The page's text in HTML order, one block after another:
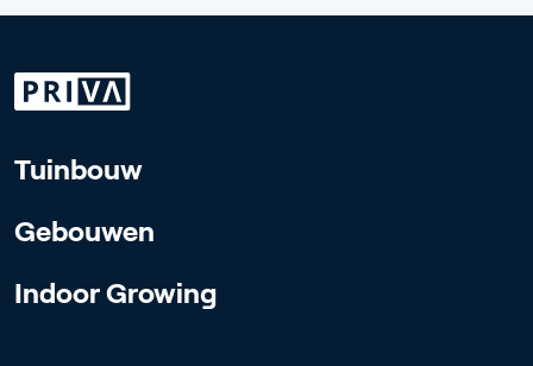
Tuinbouw
Gebouwen
Indoor Growing